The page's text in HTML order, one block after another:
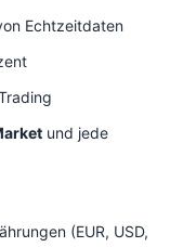
Echtzeitdaten
und jede
(EUR, USD,